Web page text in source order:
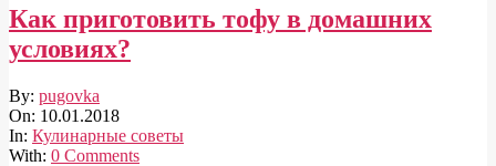
Как приготовить тофу в домашних
условиях?
2018-
01-
10
By: pugovka
On: 10.01.2018
In: Кулинарные советы
With: 0 Comments